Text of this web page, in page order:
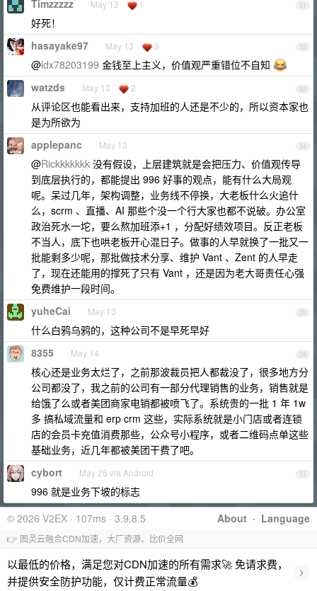
31
Timzzzzz May 12 1
好死！
32
hasayake97 May 13 3
@ldx78203199 金钱至上主义，价值观严重错位不自知
33
watzds May 13 2
从评论区也能看出来，支持加班的人还是不少的，所以资本家也
是为所欲为
34
applepanc May 13
@Rickkkkkkk 没有假设，上层建筑就是会把压力、价值观传导
到底层执行的，都能提出 996 好事的观点，能有什么大局观
呢。呆过几年，架构调整，业务线不停换，大老板什么火追什
么，scrm 、直播、AI 那些个没一个行大家也都不说破。办公室
政治死水一坨，要么熬加班添+1 ，分配好绩效项目。反正老板
不当人，底下也哄老板开心混日子。做事的人早就换了一批又一
批能剩多少呢，那批做技术分享、维护 Vant 、Zent 的人早走
了，现在还能用的撑死了只有 Vant ，还是因为老大哥责任心强
免费维护一段时间。
35
yuheCai May 13
什么白鸦乌鸦的，这种公司不是早死早好
36
8355 May 14
核心还是业务太烂了，之前那波裁员把人都裁没了，很多地方分
公司都没了，我之前的公司有一部分代理销售的业务，销售就是
给饿了么或者美团商家电销都被喷飞了。系统贵的一批 1 年 1w
多 搞私域流量和 erp crm 这些，实际系统就是小门店或者连锁
店的会员卡充值消费那些，公众号小程序，或者二维码点单这些
基础业务，近几年都被美团干费了吧。
37
cybort May 26 via Android
996 就是业务下坡的标志
About · Language
© 2026 V2EX · 107ms · 3.9.8.5
👉 图灵云融合CDN加速，大厂资源、比价全网
以最低的价格，满足您对CDN加速的所有需求🚀 免请求费，
并提供安全防护功能，仅计费正常流量💰
›